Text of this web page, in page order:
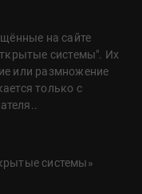
на сайте
системы". Их
или размножение
только с
системы»